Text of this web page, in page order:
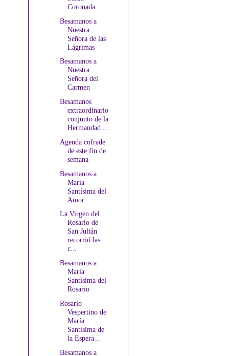
Coronada
Besamanos a
Nuestra
Señora de las
Lágrimas
Besamanos a
Nuestra
Señora del
Carmen
Besamanos
extraordinario
conjunto de la
Hermandad ...
Agenda cofrade
de este fin de
semana
Besamanos a
María
Santísima del
Amor
La Virgen del
Rosario de
San Julián
recorrió las
c...
Besamanos a
María
Santísima del
Rosario
Rosario
Vespertino de
María
Santísima de
la Espera...
Besamanos a